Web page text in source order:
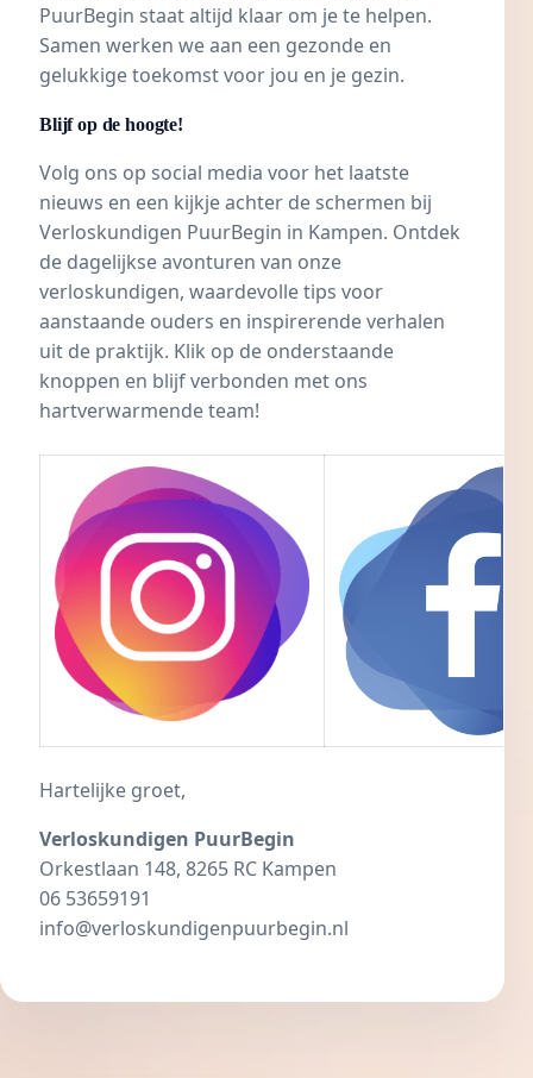
PuurBegin staat altijd klaar om je te helpen.
Samen werken we aan een gezonde en
gelukkige toekomst voor jou en je gezin.
Blijf op de hoogte!
Volg ons op social media voor het laatste
nieuws en een kijkje achter de schermen bij
Verloskundigen PuurBegin in Kampen. Ontdek
de dagelijkse avonturen van onze
verloskundigen, waardevolle tips voor
aanstaande ouders en inspirerende verhalen
uit de praktijk. Klik op de onderstaande
knoppen en blijf verbonden met ons
hartverwarmende team!
Hartelijke groet,
Verloskundigen PuurBegin
Orkestlaan 148, 8265 RC Kampen
06 53659191
info@verloskundigenpuurbegin.nl